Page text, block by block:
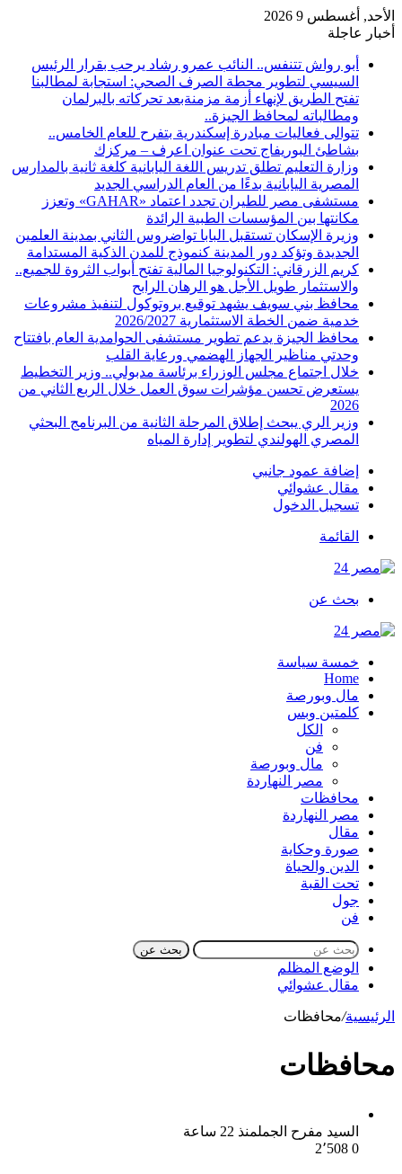
الأحد, أغسطس 9 2026
أخبار عاجلة
أبو رواش تتنفس.. النائب عمرو رشاد يرحب بقرار الرئيس
السيسي لتطوير محطة الصرف الصحي: استجابة لمطالبنا
تفتح الطريق لإنهاء أزمة مزمنةبعد تحركاته بالبرلمان
ومطالباته لمحافظ الجيزة..
تتوالى فعاليات مبادرة إسكندرية بتفرح للعام الخامس..
بشاطئ البوريفاج تحت عنوان اعرف – مركزك
وزارة التعليم تطلق تدريس اللغة اليابانية كلغة ثانية بالمدارس
المصرية اليابانية بدءًا من العام الدراسي الجديد
مستشفى مصر للطيران تجدد اعتماد «GAHAR» وتعزز
مكانتها بين المؤسسات الطبية الرائدة
وزيرة الإسكان تستقبل البابا تواضروس الثاني بمدينة العلمين
الجديدة وتؤكد دور المدينة كنموذج للمدن الذكية المستدامة
كريم الزرقاني: التكنولوجيا المالية تفتح أبواب الثروة للجميع..
والاستثمار طويل الأجل هو الرهان الرابح
محافظ بني سويف يشهد توقيع بروتوكول لتنفيذ مشروعات
خدمية ضمن الخطة الاستثمارية 2026/2027
محافظ الجيزة يدعم تطوير مستشفى الحوامدية العام بافتتاح
وحدتي مناظير الجهاز الهضمي ورعاية القلب
خلال اجتماع مجلس الوزراء برئاسة مدبولي.. وزير التخطيط
يستعرض تحسن مؤشرات سوق العمل خلال الربع الثاني من
2026
وزير الري يبحث إطلاق المرحلة الثانية من البرنامج البحثي
المصري الهولندي لتطوير إدارة المياه
إضافة عمود جانبي
مقال عشوائي
تسجيل الدخول
القائمة
بحث عن
خمسة سياسة
Home
مال وبورصة
كلمتين وبس
الكل
فن
مال وبورصة
مصر النهاردة
محافظات
مصر النهاردة
مقال
صورة وحكاية
الدين والحياة
تحت القبة
جول
فن
بحث عن
الوضع المظلم
مقال عشوائي
الرئيسية/محافظات
محافظات
السيد مفرح الجملمنذ 22 ساعة
0